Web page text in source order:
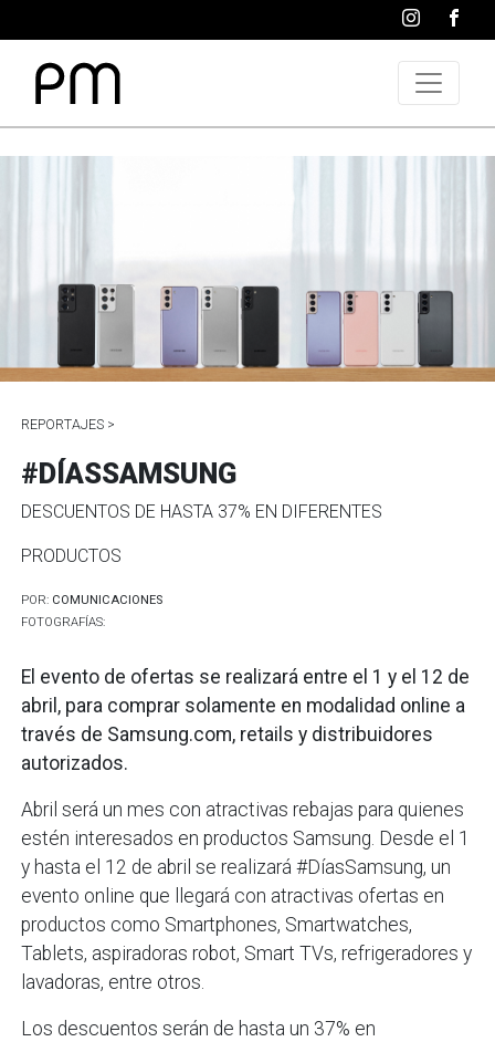
REPORTAJES >
#DÍASSAMSUNG
DESCUENTOS DE HASTA 37% EN DIFERENTES
PRODUCTOS
POR: COMUNICACIONES
FOTOGRAFÍAS:
El evento de ofertas se realizará entre el 1 y el 12 de
abril, para comprar solamente en modalidad online a
través de Samsung.com, retails y distribuidores
autorizados.
Abril será un mes con atractivas rebajas para quienes
estén interesados en productos Samsung. Desde el 1
y hasta el 12 de abril se realizará #DíasSamsung, un
evento online que llegará con atractivas ofertas en
productos como Smartphones, Smartwatches,
Tablets, aspiradoras robot, Smart TVs, refrigeradores y
lavadoras, entre otros.
Los descuentos serán de hasta un 37% en